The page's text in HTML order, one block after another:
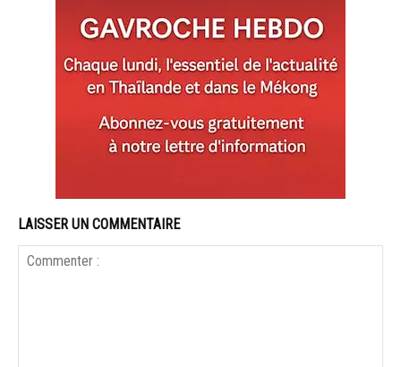
LAISSER UN COMMENTAIRE